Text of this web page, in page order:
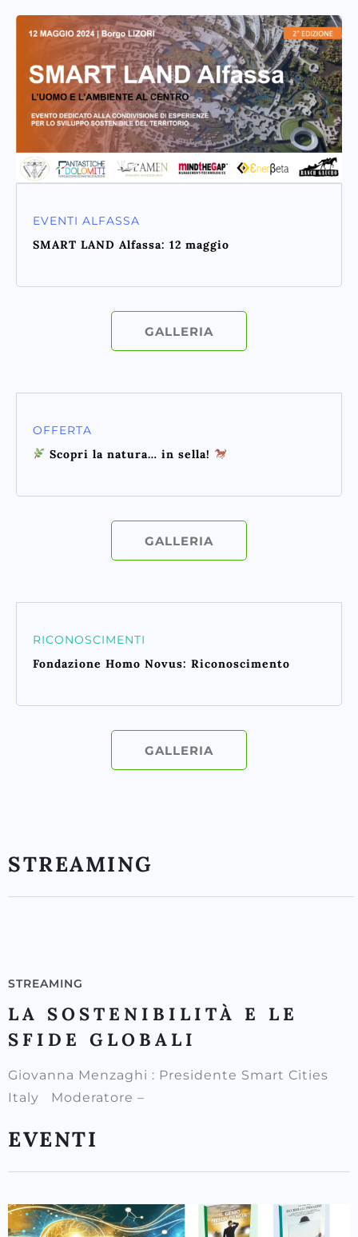
EVENTI ALFASSA
SMART LAND Alfassa: 12 maggio
GALLERIA
OFFERTA
Scopri la natura… in sella!
GALLERIA
RICONOSCIMENTI
Fondazione Homo Novus: Riconoscimento
GALLERIA
STREAMING
STREAMING
LA SOSTENIBILITÀ E LE
SFIDE GLOBALI
Giovanna Menzaghi : Presidente Smart Cities
Italy Moderatore –
EVENTI